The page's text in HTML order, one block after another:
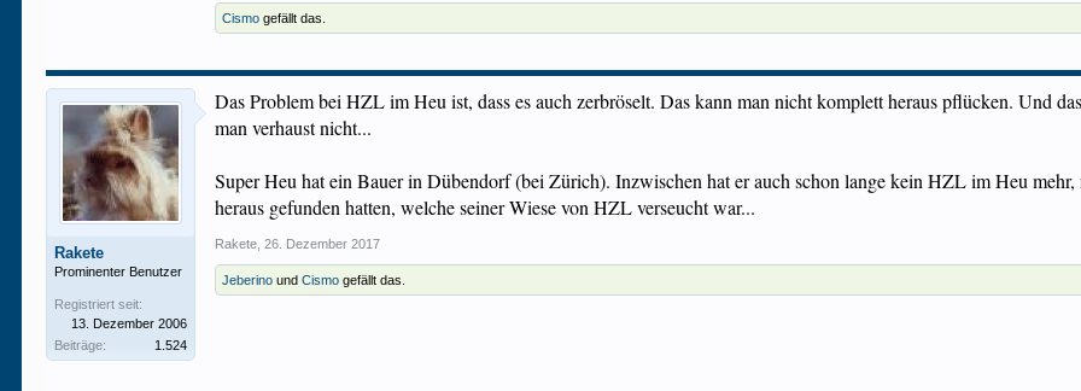
Cismo gefällt das.
Rakete
Prominenter Benutzer
Registriert seit:
13. Dezember 2006
Beiträge:
1.524
Das Problem bei HZL im Heu ist, dass es auch zerbröselt. Das kann man nicht komplett heraus pflücken. Und
man verhaust nicht...
Super Heu hat ein Bauer in Dübendorf (bei Zürich). Inzwischen hat er auch schon lange kein HZL im Heu
heraus gefunden hatten, welche seiner Wiese von HZL verseucht war...
Rakete 26. Dezember 2017
Jeberino undCismo gefällt das.